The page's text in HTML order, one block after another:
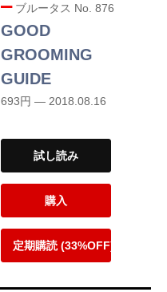
ブルータス No. 876
GOOD
GROOMING
GUIDE
693円 — 2018.08.16
試し読み
購入
定期購読 (33%OFF)